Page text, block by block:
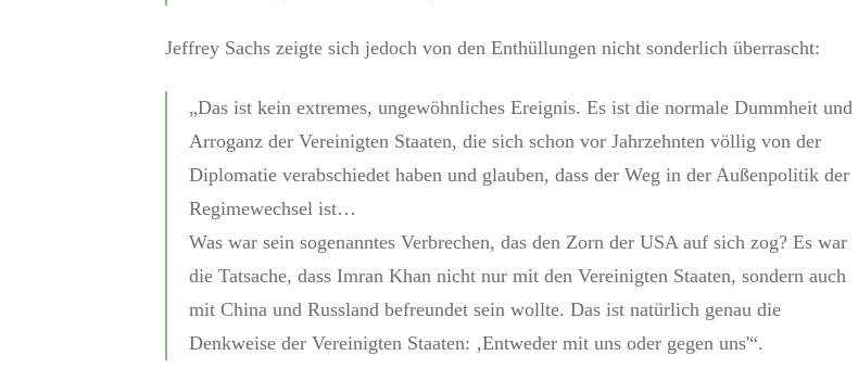
Jeffrey Sachs zeigte sich jedoch von den Enthüllungen nicht sonderlich überrascht:
„Das ist kein extremes, ungewöhnliches Ereignis. Es ist die normale Dummheit und
Arroganz der Vereinigten Staaten, die sich schon vor Jahrzehnten völlig von der
Diplomatie verabschiedet haben und glauben, dass der Weg in der Außenpolitik der
Regimewechsel ist…
Was war sein sogenanntes Verbrechen, das den Zorn der USA auf sich zog? Es war
die Tatsache, dass Imran Khan nicht nur mit den Vereinigten Staaten, sondern auch
mit China und Russland befreundet sein wollte. Das ist natürlich genau die
Denkweise der Vereinigten Staaten: ‚Entweder mit uns oder gegen uns'“.